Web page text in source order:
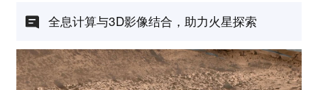
全息计算与3D影像结合，助力火星探索